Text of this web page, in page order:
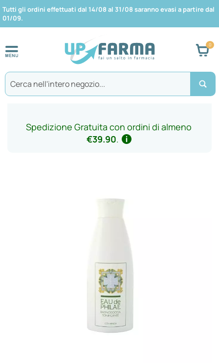
Tutti gli ordini effettuati dal 14/08 al 31/08 saranno evasi a partire dal
01/09.
Spedizione Gratuita con ordini di almeno
€39.90.